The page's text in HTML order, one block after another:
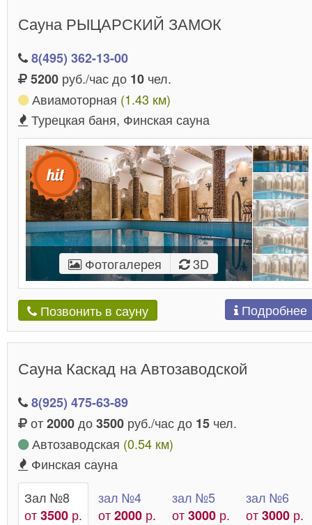
Сауна РЫЦАРСКИЙ ЗАМОК
8(495) 362-13-00
5200 руб./час до 10 чел.
Авиамоторная (1.43 км)
Турецкая баня, Финская сауна
Фотогалерея 3D
Позвонить в сауну Подробнее
Сауна Каскад на Автозаводской
8(925) 475-63-89
от2000до3500 руб./час до 15 чел.
Автозаводская (0.54 км)
Финская сауна
Зал №8
от3500 р.
зал №4
от2000 р.
зал №5
от3000 р.
зал №6
от3000 р.